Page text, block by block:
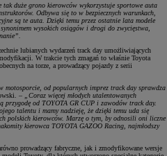
tak duże grono kierowców wykorzystuje sportowe auta
Odbywa się to w bezpiecznych warunkach,
są te auta. Dzięki temu przez ostatnie lata modele
wysokich osiągów i drogi do zwycięstwa,
lubianych wydarzeń track day umożliwiających
W trakcie tych zmagań to właśnie Toyota
na torze, a prowadzący pojazdy z serii
motosporcie, od popularnych imprez track day sprawdza
–
„Coraz więcej młodych utalentowanych
od TOYOTA GR CUP i zawodów track day.
talentu i mamy nadzieję, że dzięki temu uda się
polskich kierowców. Marzę o tym, by odnosili oni liczne
kierowca TOYOTA GAZOO Racing, najmłodszy
prowadzący fabryczne, jak i zmodyfikowane wersje